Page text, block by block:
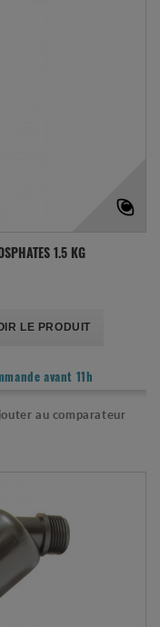
1.5 KG
LE PRODUIT
avant 11h
au comparateur